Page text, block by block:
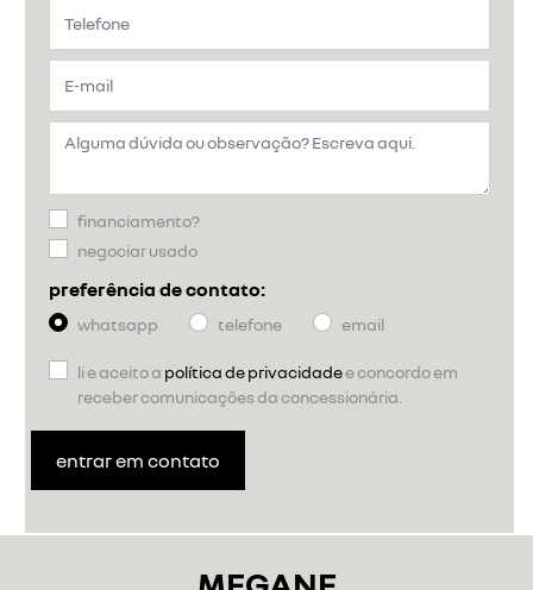
financiamento?
negociar usado
preferência de contato:
whatsapp telefone email
li e aceito a política de privacidadee concordo em
receber comunicações da concessionária.
entrar em contato